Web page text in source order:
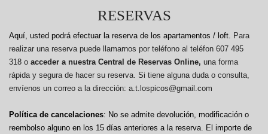
RESERVAS
Aquí, usted podrá efectuar la reserva de los apartamentos / loft. Para
realizar una reserva puede llamarnos por teléfono al teléfon 607 495
318 o acceder a nuestra Central de Reservas Online, una forma
rápida y segura de hacer su reserva. Si tiene alguna duda o consulta,
envíenos un correo a la dirección: a.t.lospicos@gmail.com
Política de cancelaciones: No se admite devolución, modificación o
reembolso alguno en los 15 días anteriores a la reserva. El importe de